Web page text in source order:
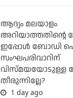
ആദ്യം മലയാളം
അറിയാത്തതിന്റെ
ഇപ്പോള്‍ ബോഡി
സംഘപരിവാറിന്
വിസ്മയയോടുള്ള
തീരുന്നില്ലേ?
1 day ago